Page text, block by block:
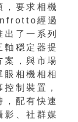
，要求相機
經過
了一系列
軸穩定器提
案，與市場
眼相機相相
制裝置，
，配有快速
影、社群媒